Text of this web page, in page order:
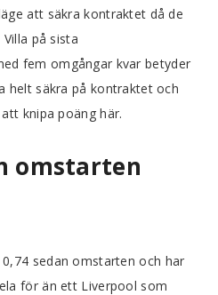
att säkra kontraktet då de
på sista
fem omgångar kvar betyder
helt säkra på kontraktet och
knipa poäng här.
omstarten
sedan omstarten och har
för än ett Liverpool som